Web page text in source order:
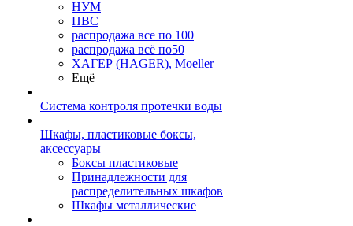
НУМ
ПВС
распродажа все по 100
распродажа всё по50
ХАГЕР (HAGER), Moeller
Ещё
Система контроля протечки воды
Шкафы, пластиковые боксы,
аксессуары
Боксы пластиковые
Принадлежности для
распределительных шкафов
Шкафы металлические